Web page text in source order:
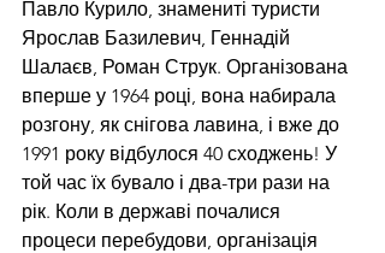
Павло Курило, знамениті туристи
Ярослав Базилевич, Геннадій
Шалаєв, Роман Струк. Організована
вперше у 1964 році, вона набирала
розгону, як снігова лавина, і вже до
1991 року відбулося 40 сходжень! У
той час їх бувало і два-три рази на
рік. Коли в державі почалися
процеси перебудови, організація